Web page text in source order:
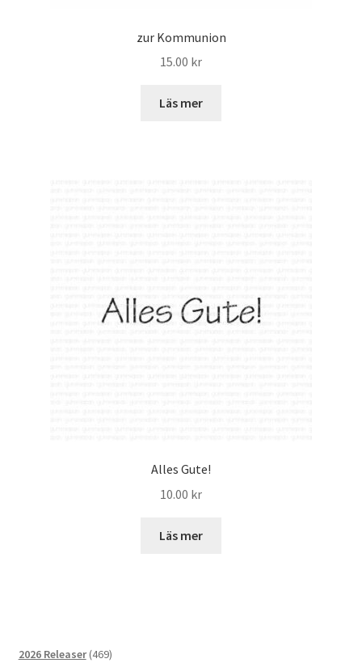
zur Kommunion
15.00 kr
Läs mer
Alles Gute!
10.00 kr
Läs mer
2026 Releaser 469469